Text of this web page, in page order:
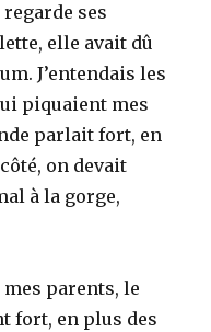
ses
elle avait dû
J’entendais les
piquaient mes
parlait fort, en
on devait
à la gorge,
mes parents, le
fort, en plus des